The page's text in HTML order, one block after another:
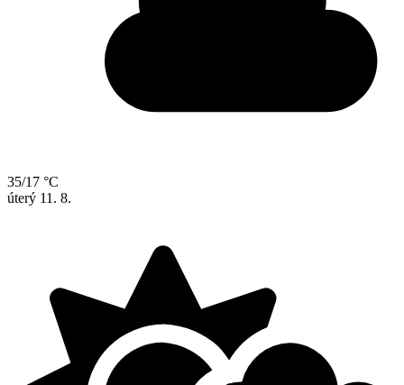
35/17 °C
úterý 11. 8.